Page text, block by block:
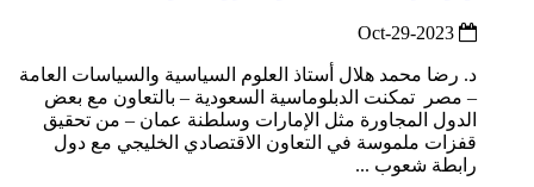
د. رضا محمد هلال أستاذ العلوم السياسية والسياسات العامة
– مصر تمكنت الدبلوماسية السعودية – بالتعاون مع بعض
الدول المجاورة مثل الإمارات وسلطنة عمان – من تحقيق
قفزات ملموسة في التعاون الاقتصادي الخليجي مع دول
رابطة شعوب ...